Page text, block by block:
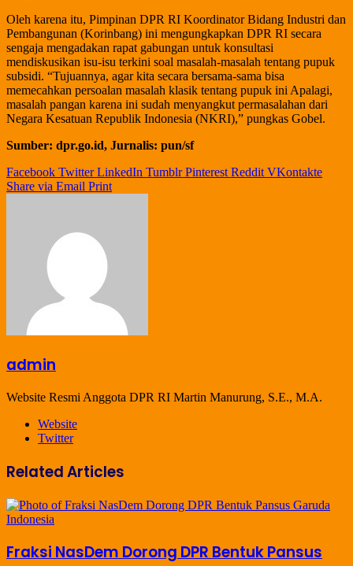
Oleh karena itu, Pimpinan DPR RI Koordinator Bidang Industri dan
Pembangunan (Korinbang) ini mengungkapkan DPR RI secara
sengaja mengadakan rapat gabungan untuk konsultasi
mendiskusikan isu-isu terkini soal masalah-masalah tentang pupuk
subsidi. “Tujuannya, agar kita secara bersama-sama bisa
memecahkan persoalan masalah klasik tentang pupuk ini Apalagi,
masalah pangan karena ini sudah menyangkut permasalahan dari
Negara Kesatuan Republik Indonesia (NKRI),” pungkas Gobel.
Sumber: dpr.go.id, Jurnalis: pun/sf
Facebook Twitter LinkedIn Tumblr Pinterest Reddit VKontakte
Share via Email Print
admin
Website Resmi Anggota DPR RI Martin Manurung, S.E., M.A.
Website
Twitter
Related Articles
Fraksi NasDem Dorong DPR Bentuk Pansus